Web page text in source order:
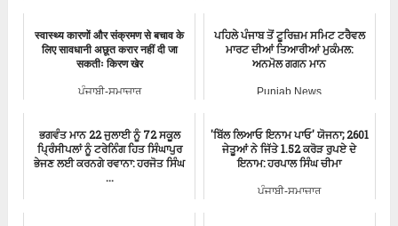
स्वास्थ्य कारणों और संक्रमण से बचाव के
लिए सावधानी अछूत करार नहीं दी जा
सकतीः किरण खेर
ਪੰਜਾਬੀ-ਸਮਾਚਾਰ
ਪਹਿਲੇ ਪੰਜਾਬ ਤੋਂ ਟੂਰਿਜ਼ਮ ਸਮਿਟ ਟਰੈਵਲ
ਮਾਰਟ ਦੀਆਂ ਤਿਆਰੀਆਂ ਮੁਕੰਮਲ:
ਅਨਮੋਲ ਗਗਨ ਮਾਨ
Punjab News
ਭਗਵੰਤ ਮਾਨ 22 ਜੁਲਾਈ ਨੂੰ 72 ਸਕੂਲ
ਪ੍ਰਿੰਸੀਪਲਾਂ ਨੂੰ ਟਰੇਨਿੰਗ ਹਿਤ ਸਿੰਘਾਪੁਰ
ਭੇਜਣ ਲਈ ਕਰਨਗੇ ਰਵਾਨਾ: ਹਰਜੋਤ ਸਿੰਘ
...
'ਬਿੱਲ ਲਿਆਓ ਇਨਾਮ ਪਾਓ' ਯੋਜਨਾ; 2601
ਜੇਤੂਆਂ ਨੇ ਜਿੱਤੇ 1.52 ਕਰੋੜ ਰੁਪਏ ਦੇ
ਇਨਾਮ: ਹਰਪਾਲ ਸਿੰਘ ਚੀਮਾ
ਪੰਜਾਬੀ-ਸਮਾਚਾਰ